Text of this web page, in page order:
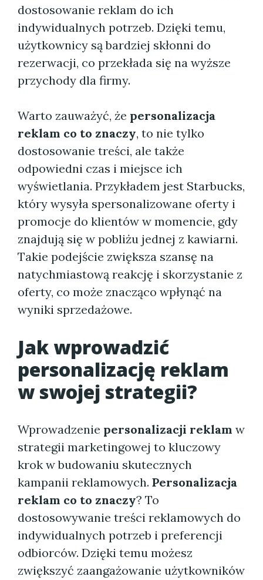
dostosowanie reklam do ich
indywidualnych potrzeb. Dzięki temu,
użytkownicy są bardziej skłonni do
rezerwacji, co przekłada się na wyższe
przychody dla firmy.
Warto zauważyć, że personalizacja
reklam co to znaczy, to nie tylko
dostosowanie treści, ale także
odpowiedni czas i miejsce ich
wyświetlania. Przykładem jest Starbucks,
który wysyła spersonalizowane oferty i
promocje do klientów w momencie, gdy
znajdują się w pobliżu jednej z kawiarni.
Takie podejście zwiększa szansę na
natychmiastową reakcję i skorzystanie z
oferty, co może znacząco wpłynąć na
wyniki sprzedażowe.
Jak wprowadzić
personalizację reklam
w swojej strategii?
Wprowadzenie personalizacji reklam w
strategii marketingowej to kluczowy
krok w budowaniu skutecznych
kampanii reklamowych. Personalizacja
reklam co to znaczy? To
dostosowywanie treści reklamowych do
indywidualnych potrzeb i preferencji
odbiorców. Dzięki temu możesz
zwiększyć zaangażowanie użytkowników